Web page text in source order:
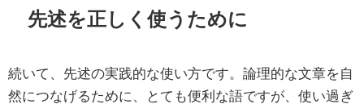
先述を正しく使うために
続いて、先述の実践的な使い方です。論理的な文章を自
然につなげるために、とても便利な語ですが、使い過ぎ